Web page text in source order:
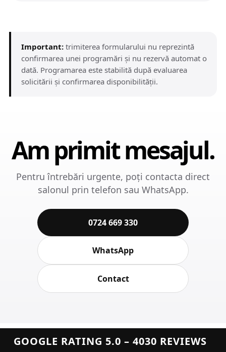
Important: trimiterea formularului nu reprezintă
confirmarea unei programări și nu rezervă automat o
dată. Programarea este stabilită după evaluarea
solicitării și confirmarea disponibilității.
Am primit mesajul.
Pentru întrebări urgente, poți contacta direct
salonul prin telefon sau WhatsApp.
0724 669 330
WhatsApp
Contact
GOOGLE RATING 5.0 – 4030 REVIEWS